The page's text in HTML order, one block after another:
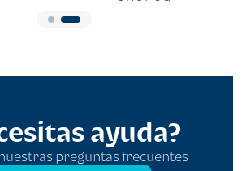
ayuda?
preguntas frecuentes